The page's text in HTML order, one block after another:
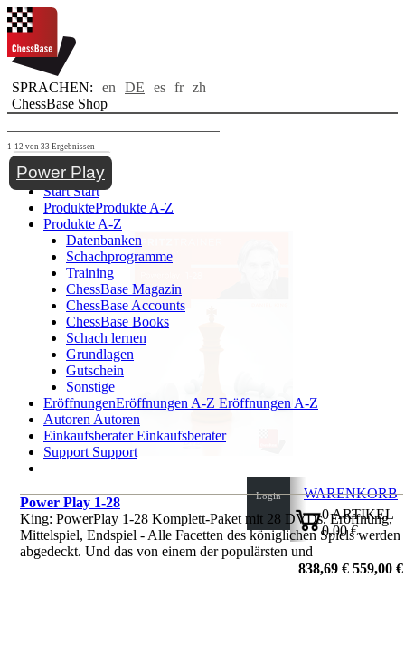
SPRACHEN: en DE es fr zh
ChessBase Shop
Toggle navigation
StartStart
ProdukteProdukte A-Z
Produkte A-Z
Datenbanken
Schachprogramme
Training
ChessBase Magazin
ChessBase Accounts
ChessBase Books
Schach lernen
Grundlagen
Gutschein
Sonstige
EröffnungenEröffnungen A-Z Eröffnungen A-Z
Autoren Autoren
EinkaufsberaterEinkaufsberater
Support Support
Login
WARENKORB
0ARTIKEL
0,00 €
1-12 von 33 Ergebnissen
Power Play
Power Play 1-28
King: PowerPlay 1-28 Komplett-Paket mit 28 DVDs. Eröffnung,
Mittelspiel, Endspiel - Alle Facetten des königlichen Spiels werden
abgedeckt. Und das von einem der populärsten und
838,69 € 559,00 €